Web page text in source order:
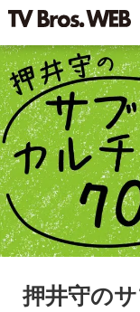
押井守の